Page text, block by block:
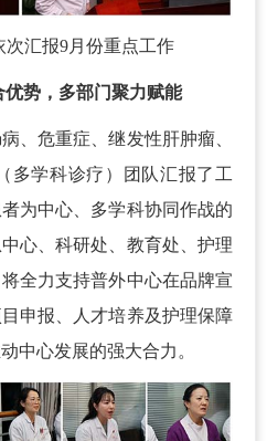
次汇报9月份重点工作
势，多部门聚力赋能
危重症、继发性肝肿瘤、
多学科诊疗）团队汇报了工
为中心、多学科协同作战的
心、科研处、教育处、护理
全力支持普外中心在品牌宣
申报、人才培养及护理保障
中心发展的强大合力。